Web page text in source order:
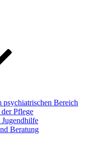
Bereich
Pflege
Beratung